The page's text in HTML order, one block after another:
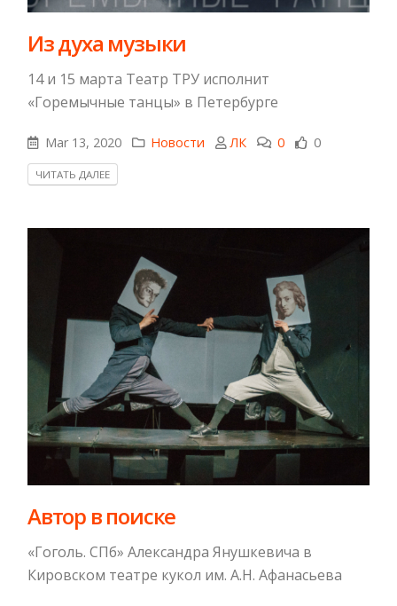
​Из духа музыки
14 и 15 марта Театр ТРУ исполнит
«Горемычные танцы» в Петербурге
Mar 13, 2020 Новости ЛК 0 0
ЧИТАТЬ ДАЛЕЕ
Автор в поиске
«Гоголь. СПб» Александра Янушкевича в
Кировском театре кукол им. А.Н. Афанасьева